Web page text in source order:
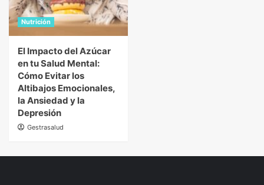
Nutrición
El Impacto del Azúcar
en tu Salud Mental:
Cómo Evitar los
Altibajos Emocionales,
la Ansiedad y la
Depresión
Gestrasalud